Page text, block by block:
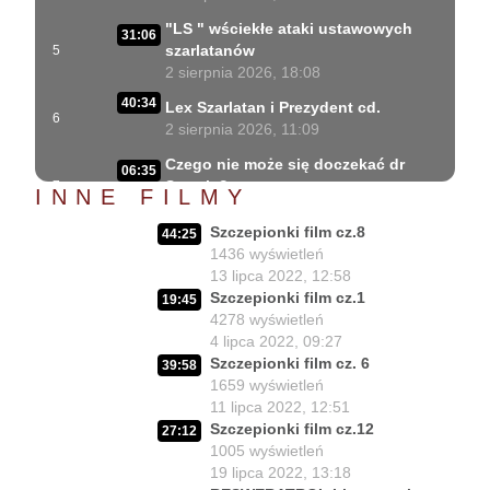
5
31:06
"LS " wściekłe ataki ustawowych
szarlatanów
2 sierpnia 2026, 18:08
6
40:34
Lex Szarlatan i Prezydent cd.
2 sierpnia 2026, 11:09
7
06:35 Czego nie może się doczekać dr
Suwała?
1 sierpnia 2026, 16:01
Szczepionkowa bańka w końcu
1 sierpnia 2026, 10:02
NIESPODZIANKA u Prezydenta
Nawrockiego!!
30 lipca 2026, 15:45
Czy Prezydent uratuje chorych
Polaków?
29 lipca 2026, 11:00
Czy da się lepiej leczyć ?
INNE FILMY
44:25
Szczepionki film cz.8
1436 wyświetleń
13 lipca 2022, 12:58
19:45
Szczepionki film cz.1
4278 wyświetleń
4 lipca 2022, 09:27
39:58
Szczepionki film cz. 6
1659 wyświetleń
11 lipca 2022, 12:51
27:12
Szczepionki film cz.12
1005 wyświetleń
19 lipca 2022, 13:18